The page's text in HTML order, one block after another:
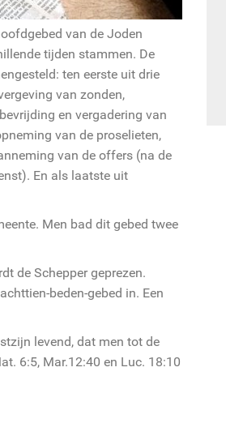
van de Joden
tijden stammen. De
ten eerste uit drie
van zonden,
en vergadering van
van de proselieten,
van de offers (na de
En als laatste uit
Men bad dit gebed twee
de Schepper geprezen.
beden-gebed in. Een
levend, dat men tot de
6:5, Mar.12:40 en Luc. 18:10